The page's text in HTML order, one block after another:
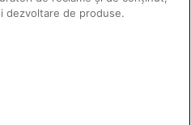
pesticide producător;
rezervate.
proprietatea titularilor de
dezvoltare de produse.